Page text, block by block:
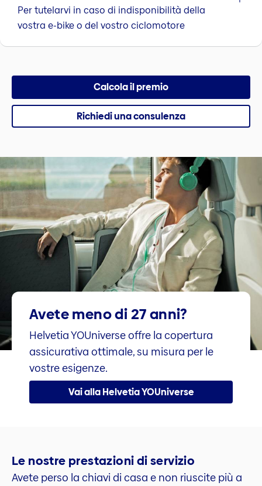
Per tutelarvi in caso di indisponibilità della
vostra e-bike o del vostro ciclomotore
Calcola il premio
Richiedi una consulenza
Avete meno di 27 anni?
Helvetia YOUniverse offre la copertura
assicurativa ottimale, su misura per le
vostre esigenze.
Vai alla Helvetia YOUniverse
Le nostre prestazioni di servizio
Avete perso la chiavi di casa e non riuscite più a